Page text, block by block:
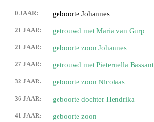
0 JAAR: geboorte Johannes
21 JAAR: getrouwd met Maria van Gurp
21 JAAR: geboorte zoon Johannes
27 JAAR: getrouwd met Pieternella Bassant
32 JAAR: geboorte zoon Nicolaas
36 JAAR: geboorte dochter Hendrika
41 JAAR: geboorte zoon